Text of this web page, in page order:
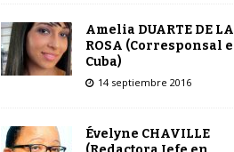
Amelia DUARTE DE LA
ROSA (Corresponsal
Cuba)
14 septiembre 2016
Évelyne CHAVILLE